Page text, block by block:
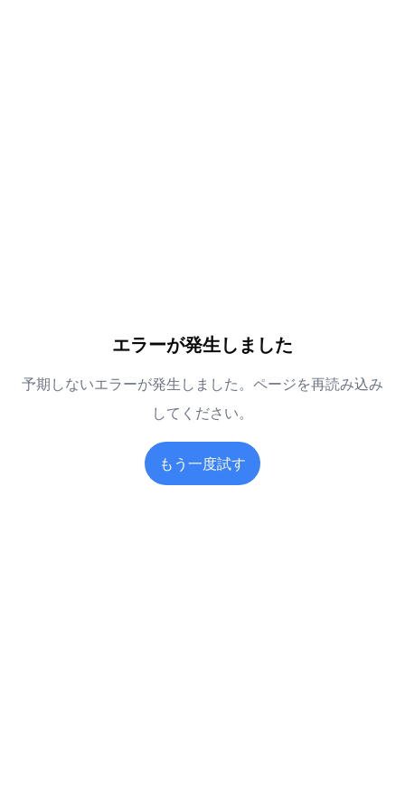
エラーが発生しました
予期しないエラーが発生しました。ページを再読み込み
してください。
もう一度試す